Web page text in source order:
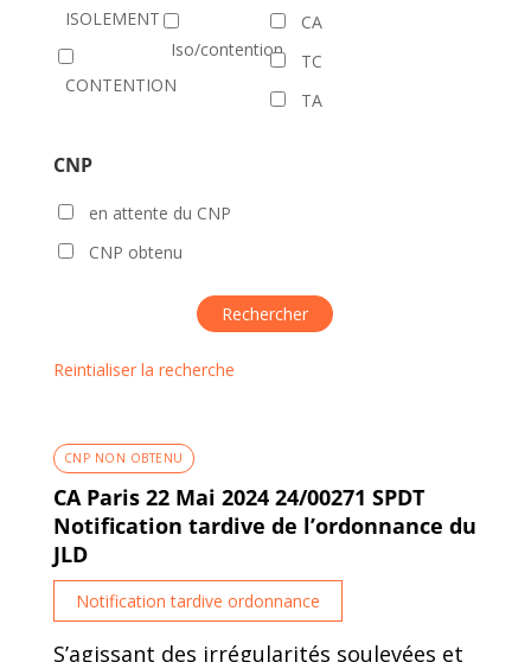
ISOLEMENT
CONTENTION
Iso/contention
CA
TC
TA
CNP
en attente du CNP
CNP obtenu
Reintialiser la recherche
CNP NON OBTENU
CA Paris 22 Mai 2024 24/00271 SPDT
Notification tardive de l’ordonnance du
JLD
Notification tardive ordonnance
S’agissant des irrégularités soulevées et